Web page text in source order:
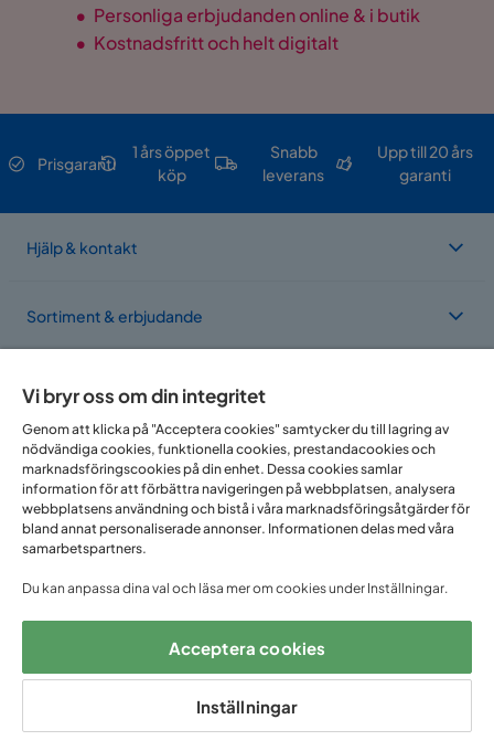
• Personliga erbjudanden online & i butik
• Kostnadsfritt och helt digitalt
Prisgaranti
1 års öppet
köp
Snabb
leverans
Upp till 20 års
garanti
Hjälp & kontakt
Sortiment & erbjudande
Vi finns i flera länder
Följ oss på:
Vi bryr oss om din integritet
Genom att klicka på "Acceptera cookies" samtycker du till lagring av
nödvändiga cookies, funktionella cookies, prestandacookies och
marknadsföringscookies på din enhet. Dessa cookies samlar
information för att förbättra navigeringen på webbplatsen, analysera
webbplatsens användning och bistå i våra marknadsföringsåtgärder för
bland annat personaliserade annonser. Informationen delas med våra
samarbetspartners.
Du kan anpassa dina val och läsa mer om cookies under Inställningar.
Acceptera cookies
Inställningar